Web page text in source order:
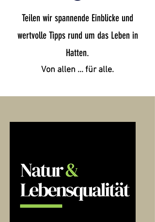
Teilen wir spannende Einblicke und
wertvolle Tipps rund um das Leben in
Hatten.
Von allen ... für alle.